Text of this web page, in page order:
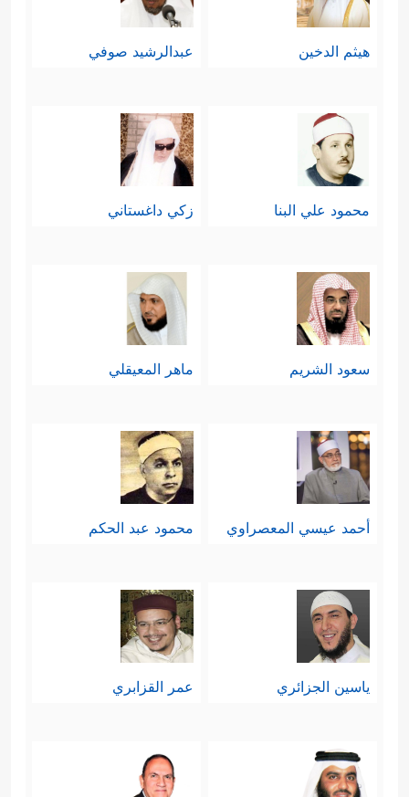
هيثم الدخين عبدالرشيد صوفي
محمود علي البنا زكي داغستاني
سعود الشريم ماهر المعيقلي
أحمد عيسي المعصراوي محمود عبد الحكم
ياسين الجزائري عمر القزابري